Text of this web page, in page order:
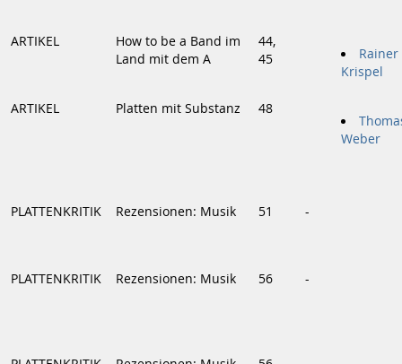
ARTIKEL
How to be a Band im
Land mit dem A
44,
45
Rainer
Krispel
ARTIKEL Platten mit Substanz 48
Weber
PLATTENKRITIK Rezensionen: Musik 51 -
PLATTENKRITIK Rezensionen: Musik 56 -